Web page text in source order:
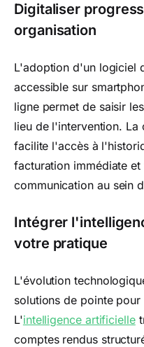
Digitaliser
organisation
L'adoption d'un logiciel
accessible sur
ligne permet de saisir
lieu de l'intervention. La
facilite l'accès à
facturation immédiate
communication au sein
Intégrer
votre pratique
L'évolution
solutions de pointe
L'intelligence artificielle
comptes rendus